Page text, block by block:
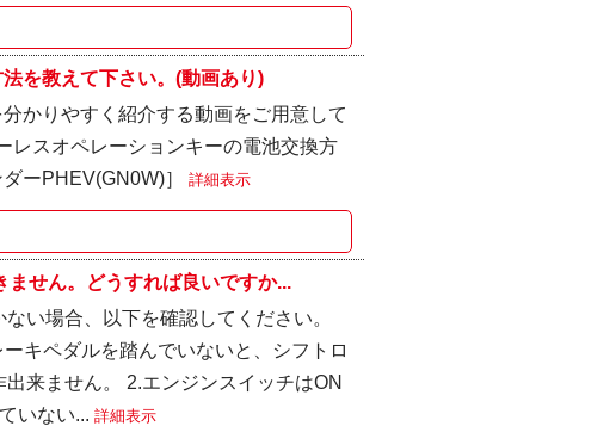
を教えて下さい。(動画あり)
かりやすく紹介する動画をご用意して
スオペレーションキーの電池交換方
ーPHEV(GN0W)］ 詳細表示
せん。どうすれば良いですか...
い場合、以下を確認してください。
キペダルを踏んでいないと、シフトロ
来ません。 2.エンジンスイッチはON
いない... 詳細表示